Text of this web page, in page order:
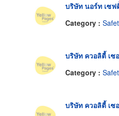
บริษัท นอร์ท เซฟ
Category :
บริษัท ควอลิตี้ เซ
Category :
บริษัท ควอลิตี้ เซ